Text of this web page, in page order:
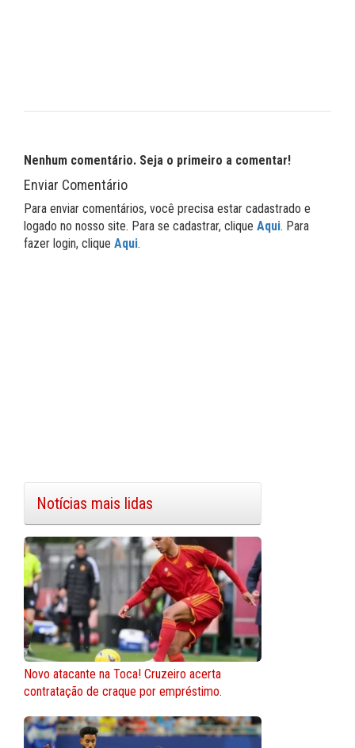
Nenhum comentário. Seja o primeiro a comentar!
Enviar Comentário
Para enviar comentários, você precisa estar cadastrado e
logado no nosso site. Para se cadastrar, clique Aqui. Para
fazer login, clique Aqui.
Notícias mais lidas
Novo atacante na Toca! Cruzeiro acerta
contratação de craque por empréstimo.